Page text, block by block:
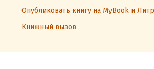
Опубликовать книгу на MyBook и
Книжный вызов